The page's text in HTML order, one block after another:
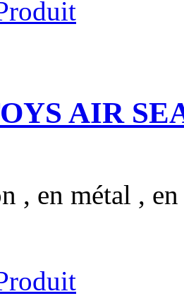
AIR
, en métal ,